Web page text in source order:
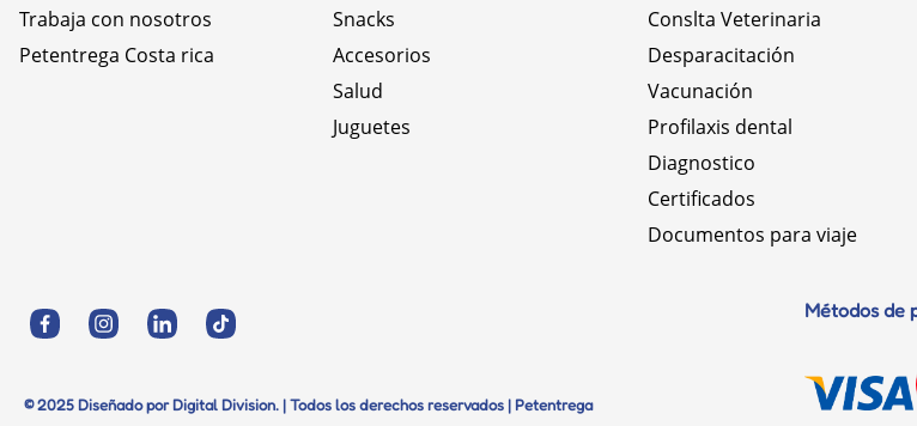
Trabaja con nosotros
Petentrega Costa rica
Snacks
Accesorios
Salud
Juguetes
Conslta Veterinaria
Desparacitación
Vacunación
Profilaxis dental
Diagnostico
Certificados
Documentos para viaje
© 2025 Diseñado por Digital Division. | Todos los derechos reservados | Petentrega
Métodos de